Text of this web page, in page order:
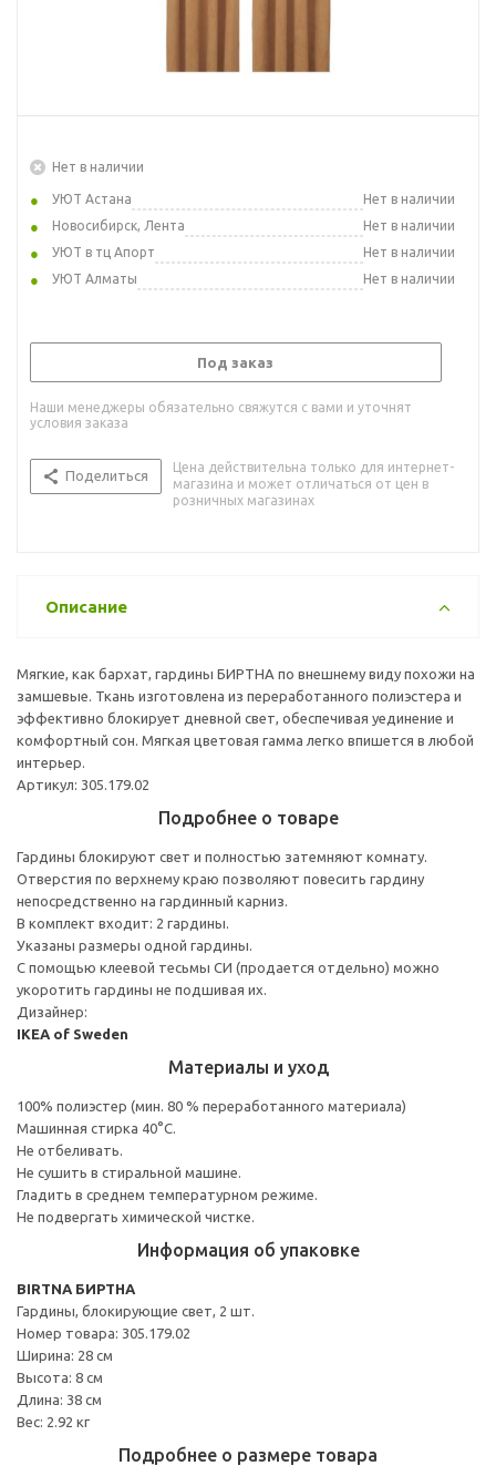
Нет в наличии
УЮТ Астана
Нет в наличии
Новосибирск, Лента
Нет в наличии
УЮТ в тц Апорт
Нет в наличии
УЮТ Алматы
Нет в наличии
Под заказ
Наши менеджеры обязательно свяжутся с вами и уточнят
условия заказа
Поделиться
Цена действительна только для интернет-
магазина и может отличаться от цен в
розничных магазинах
Описание
Мягкие, как бархат, гардины БИРТНА по внешнему виду похожи на
замшевые. Ткань изготовлена из переработанного полиэстера и
эффективно блокирует дневной свет, обеспечивая уединение и
комфортный сон. Мягкая цветовая гамма легко впишется в любой
интерьер.
Артикул: 305.179.02
Подробнее о товаре
Гардины блокируют свет и полностью затемняют комнату.
Отверстия по верхнему краю позволяют повесить гардину
непосредственно на гардинный карниз.
В комплект входит: 2 гардины.
Указаны размеры одной гардины.
С помощью клеевой тесьмы СИ (продается отдельно) можно
укоротить гардины не подшивая их.
Дизайнер:
IKEA of Sweden
Материалы и уход
100% полиэстер (мин. 80 % переработанного материала)
Машинная стирка 40°С.
Не отбеливать.
Не сушить в стиральной машине.
Гладить в среднем температурном режиме.
Не подвергать химической чистке.
Информация об упаковке
BIRTNA БИРТНА
Гардины, блокирующие свет, 2 шт.
Номер товара: 305.179.02
Ширина: 28 см
Высота: 8 см
Длина: 38 см
Вес: 2.92 кг
Подробнее о размере товара